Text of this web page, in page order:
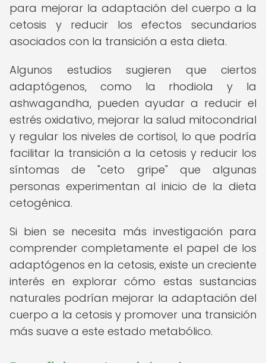
para mejorar la adaptación del cuerpo a la
cetosis y reducir los efectos secundarios
asociados con la transición a esta dieta.
Algunos estudios sugieren que ciertos
adaptógenos, como la rhodiola y la
ashwagandha, pueden ayudar a reducir el
estrés oxidativo, mejorar la salud mitocondrial
y regular los niveles de cortisol, lo que podría
facilitar la transición a la cetosis y reducir los
síntomas de "ceto gripe" que algunas
personas experimentan al inicio de la dieta
cetogénica.
Si bien se necesita más investigación para
comprender completamente el papel de los
adaptógenos en la cetosis, existe un creciente
interés en explorar cómo estas sustancias
naturales podrían mejorar la adaptación del
cuerpo a la cetosis y promover una transición
más suave a este estado metabólico.